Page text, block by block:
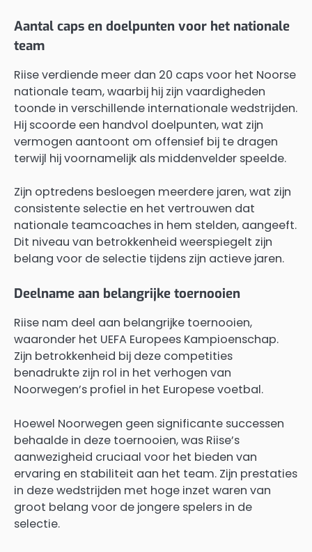
Aantal caps en doelpunten voor het nationale
team
Riise verdiende meer dan 20 caps voor het Noorse
nationale team, waarbij hij zijn vaardigheden
toonde in verschillende internationale wedstrijden.
Hij scoorde een handvol doelpunten, wat zijn
vermogen aantoont om offensief bij te dragen
terwijl hij voornamelijk als middenvelder speelde.
Zijn optredens besloegen meerdere jaren, wat zijn
consistente selectie en het vertrouwen dat
nationale teamcoaches in hem stelden, aangeeft.
Dit niveau van betrokkenheid weerspiegelt zijn
belang voor de selectie tijdens zijn actieve jaren.
Deelname aan belangrijke toernooien
Riise nam deel aan belangrijke toernooien,
waaronder het UEFA Europees Kampioenschap.
Zijn betrokkenheid bij deze competities
benadrukte zijn rol in het verhogen van
Noorwegen’s profiel in het Europese voetbal.
Hoewel Noorwegen geen significante successen
behaalde in deze toernooien, was Riise’s
aanwezigheid cruciaal voor het bieden van
ervaring en stabiliteit aan het team. Zijn prestaties
in deze wedstrijden met hoge inzet waren van
groot belang voor de jongere spelers in de
selectie.